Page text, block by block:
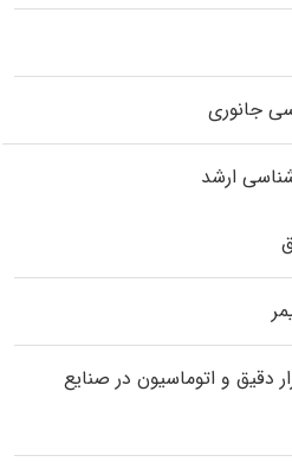
جانوری
ارشد
دقیق و اتوماسیون در صنایع